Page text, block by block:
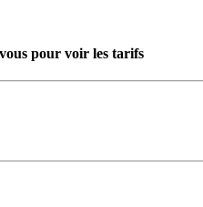
pour voir les tarifs